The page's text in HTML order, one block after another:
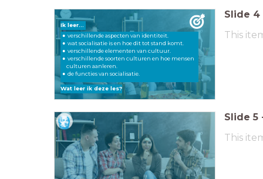
Wat leer ik deze les?
Ik leer...
verschillende aspecten van identiteit.
wat socialisatie is en hoe dit tot stand komt.
verschillende elementen van cultuur.
verschillende soorten culturen en hoe mensen
culturen aanleren.
de functies van socialisatie.
Slide 4
This
Slide 5
This